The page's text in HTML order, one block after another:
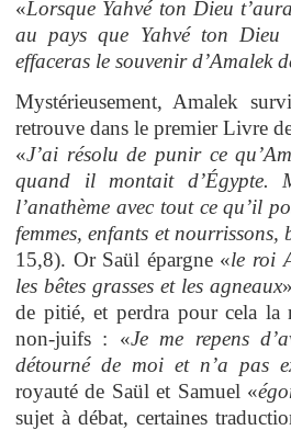
«Lorsque Yahvé ton Dieu
au pays que Yahvé ton Dieu
effaceras le souvenir d’Amalek
Mystérieusement, Amalek
retrouve dans le premier Livre
«J’ai résolu de punir ce
quand il montait d’Égypte.
l’anathème avec tout ce qu’il
femmes, enfants et
15,8). Or Saül épargne «le roi
les bêtes grasses et les agneaux
de pitié, et perdra pour cela la
non-juifs : «Je me repens
détourné de moi et n’a pas
royauté de Saül et Samuel «
sujet à débat, certaines